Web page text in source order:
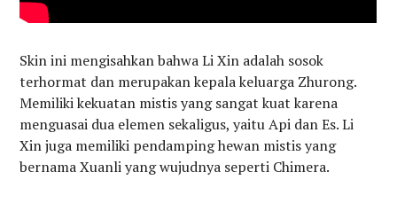
Skin ini mengisahkan bahwa Li Xin adalah sosok
terhormat dan merupakan kepala keluarga Zhurong.
Memiliki kekuatan mistis yang sangat kuat karena
menguasai dua elemen sekaligus, yaitu Api dan Es. Li
Xin juga memiliki pendamping hewan mistis yang
bernama Xuanli yang wujudnya seperti Chimera.